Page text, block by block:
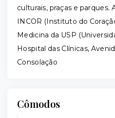
culturais, praças e parques.
INCOR (Instituto do
Medicina da USP
Hospital das Clínicas,
Consolação
Cômodos